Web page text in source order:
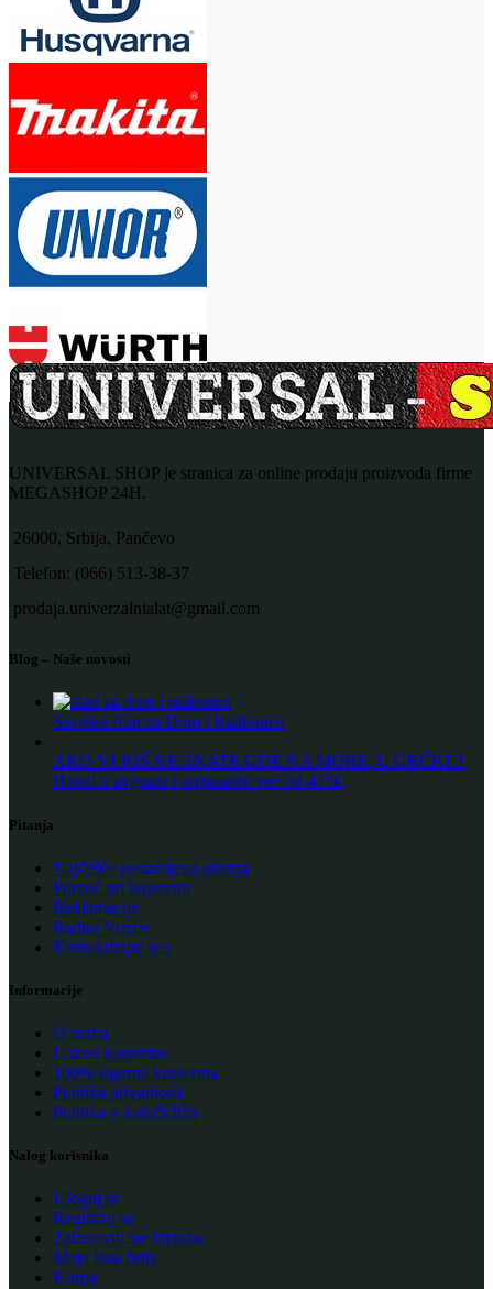
UNIVERSAL SHOP je stranica za online prodaju proizvoda firme
MEGASHOP 24H.
26000, Srbija, Pančevo
Telefon: (066) 513-38-37
prodaja.univerzalnialat@gmail.com
Blog – Naše novosti
Savršen Alat za Dom i Radionicu
AKO VI JOŠ NE ZNATE GDE NA MORE, U GRČKU!
Hoteli u avgustu i septembru već od 415€
Pitanja
Najčešće postavljena pitanja
Pomoć pri kupovini
Reklamacije
Radno Vreme
Kontaktirajte nas
Informacije
O nama
Uslovi kupovine
100% sigurna kupovina
Politika privatnosti
Politika o kolačićima
Nalog korisnika
Uloguj se
Registruj se
Zaboravili ste lozinku
Moja lista želja
Korpa